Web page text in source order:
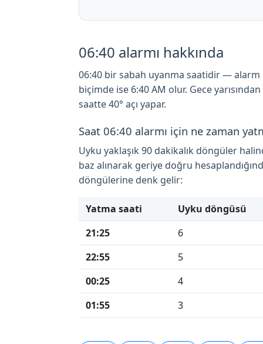
06:40 alarmı hakkında
06:40 bir sabah uyanma saatidir — alarm
biçimde ise 6:40 AM olur. Gece
saatte 40° açı yapar.
Saat 06:40 alarmı için ne zaman
Uyku yaklaşık 90 dakikalık döngüler
baz alınarak geriye doğru
döngülerine denk gelir:
Yatma saati Uyku döngüsü
21:25
6
22:55
5
00:25
4
01:55
3